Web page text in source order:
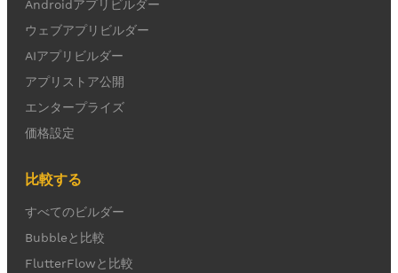
Androidアプリビルダー
ウェブアプリビルダー
AIアプリビルダー
アプリストア公開
エンタープライズ
価格設定
比較する
すべてのビルダー
Bubbleと比較
FlutterFlowと比較